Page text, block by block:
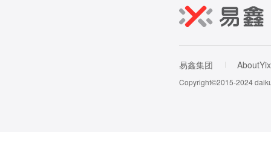
易鑫集团
Copyright©2015-2024